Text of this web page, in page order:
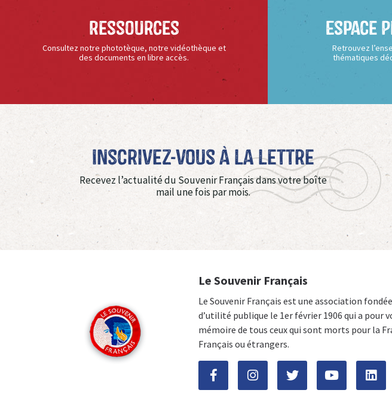
Ressources
Consultez notre phototèque, notre vidéothèque et
des documents en libre accès.
Espace
Retrouvez
thématiques
Inscrivez-vous à La Lettre
Recevez l’actualité du Souvenir Français dans votre boîte
mail une fois par mois.
Le Souvenir Français
Le Souvenir Français est une association
d’utilité publique le 1er février 1906 qui a pour
mémoire de tous ceux qui sont morts pour la
Français ou étrangers.